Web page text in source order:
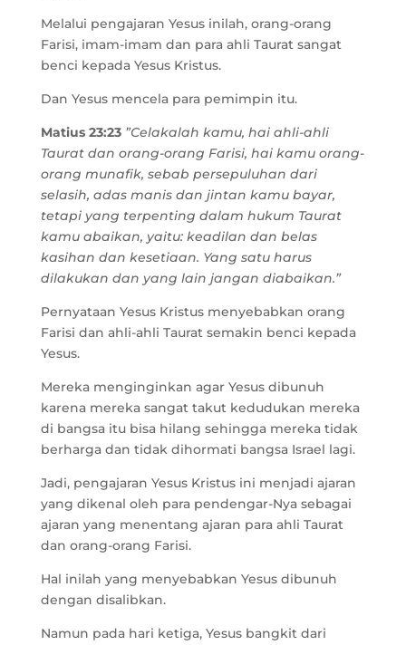
Melalui pengajaran Yesus inilah, orang-orang
Farisi, imam-imam dan para ahli Taurat sangat
benci kepada Yesus Kristus.
Dan Yesus mencela para pemimpin itu.
Matius 23:23 ”Celakalah kamu, hai ahli-ahli
Taurat dan orang-orang Farisi, hai kamu orang-
orang munafik, sebab persepuluhan dari
selasih, adas manis dan jintan kamu bayar,
tetapi yang terpenting dalam hukum Taurat
kamu abaikan, yaitu: keadilan dan belas
kasihan dan kesetiaan. Yang satu harus
dilakukan dan yang lain jangan diabaikan.”
Pernyataan Yesus Kristus menyebabkan orang
Farisi dan ahli-ahli Taurat semakin benci kepada
Yesus.
Mereka menginginkan agar Yesus dibunuh
karena mereka sangat takut kedudukan mereka
di bangsa itu bisa hilang sehingga mereka tidak
berharga dan tidak dihormati bangsa Israel lagi.
Jadi, pengajaran Yesus Kristus ini menjadi ajaran
yang dikenal oleh para pendengar-Nya sebagai
ajaran yang menentang ajaran para ahli Taurat
dan orang-orang Farisi.
Hal inilah yang menyebabkan Yesus dibunuh
dengan disalibkan.
Namun pada hari ketiga, Yesus bangkit dari